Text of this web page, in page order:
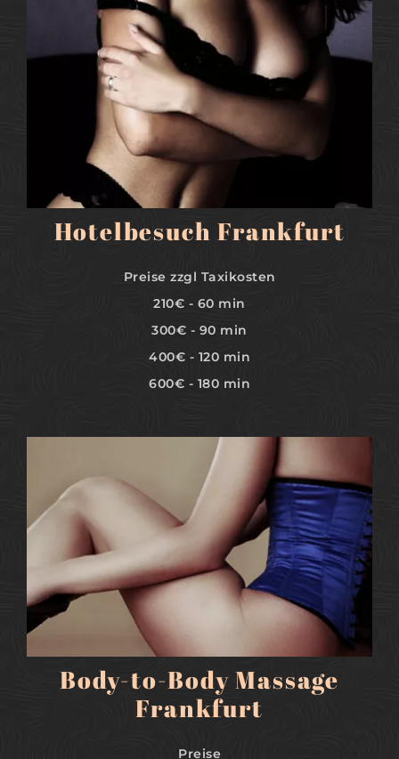
MEHR
Hotelbesuch Frankfurt
Preise zzgl Taxikosten
210€ - 60 min
300€ - 90 min
400€ - 120 min
600€ - 180 min
MEHR
Body-to-Body Massage
Frankfurt
Preise